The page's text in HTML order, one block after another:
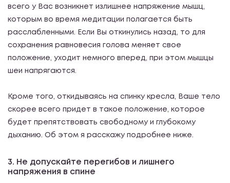
всего у Вас возникнет излишнее напряжение мышц,
которым во время медитации полагается быть
расслабленными. Если Вы откинулись назад, то для
сохранения равновесия голова меняет свое
положение, уходит немного вперед, при этом мышцы
шеи напрягаются.
Кроме того, откидываясь на спинку кресла, Ваше тело
скорее всего придет в такое положение, которое
будет препятствовать свободному и глубокому
дыханию. Об этом я расскажу подробнее ниже.
3. Не допускайте перегибов и лишнего
напряжения в спине